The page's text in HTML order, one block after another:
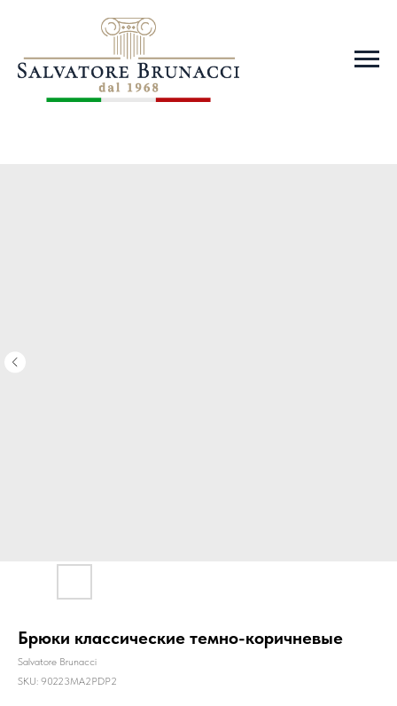
Брюки классические темно-коричневые
Salvatore Brunacci
SKU: 90223MA2PDP2